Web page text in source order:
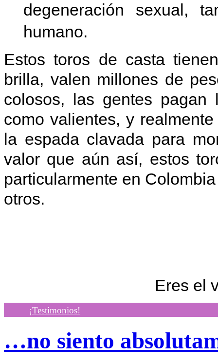
degeneración sexual,
humano.
Estos toros de casta
brilla, valen millones de
colosos, las gentes
como valientes, y
la espada clavada para
valor que aún así, estos
particularmente en
otros.
Eres el
¡Testimonios!
…no siento